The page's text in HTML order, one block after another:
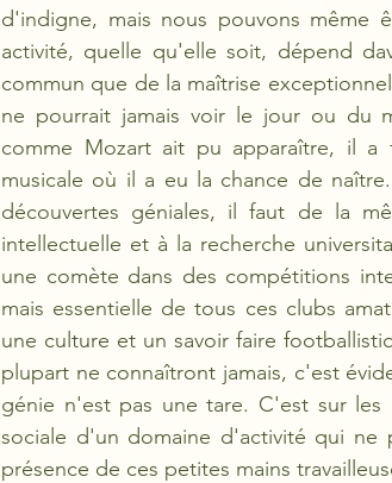
d'indigne, mais nous pouvons même
activité, quelle qu'elle soit, dépend
commun que de la maîtrise
ne pourrait jamais voir le jour ou du
comme Mozart ait pu apparaître, il
musicale où il a eu la chance de
découvertes géniales, il faut de la
intellectuelle et à la recherche
une comète dans des compétitions
mais essentielle de tous ces clubs
une culture et un savoir faire
plupart ne connaîtront jamais, c'est
génie n'est pas une tare. C'est sur
sociale d'un domaine d'activité qui ne
présence de ces petites mains